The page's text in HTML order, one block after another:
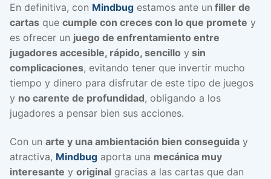
En definitiva, con Mindbug estamos ante un filler de
cartas que cumple con creces con lo que promete y
es ofrecer un juego de enfrentamiento entre
jugadores accesible, rápido, sencillo y sin
complicaciones, evitando tener que invertir mucho
tiempo y dinero para disfrutar de este tipo de juegos
y no carente de profundidad, obligando a los
jugadores a pensar bien sus acciones.
Con un arte y una ambientación bien conseguida y
atractiva, Mindbug aporta una mecánica muy
interesante y original gracias a las cartas que dan